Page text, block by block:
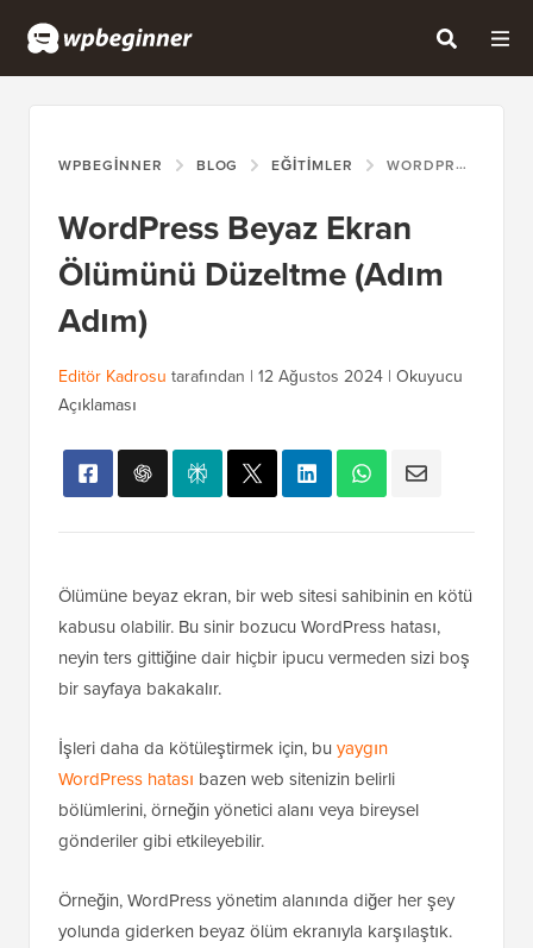
WPBEGINNER BLOG EĞITIMLER WORDPRESS BEYAZ EKRAN ÖLÜMÜNÜ DÜZELTME (ADIM ADIM)
WordPress Beyaz Ekran
Ölümünü Düzeltme (Adım
Adım)
Editör Kadrosu tarafından | 12 Ağustos 2024 | Okuyucu
Açıklaması
Ölümüne beyaz ekran, bir web sitesi sahibinin en kötü
kabusu olabilir. Bu sinir bozucu WordPress hatası,
neyin ters gittiğine dair hiçbir ipucu vermeden sizi boş
bir sayfaya bakakalır.
İşleri daha da kötüleştirmek için, bu yaygın
WordPress hatası bazen web sitenizin belirli
bölümlerini, örneğin yönetici alanı veya bireysel
gönderiler gibi etkileyebilir.
Örneğin, WordPress yönetim alanında diğer her şey
yolunda giderken beyaz ölüm ekranıyla karşılaştık.